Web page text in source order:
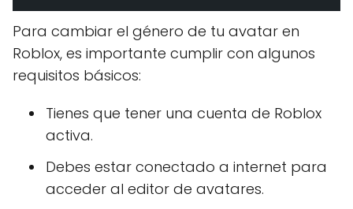
Para cambiar el género de tu avatar en
Roblox, es importante cumplir con algunos
requisitos básicos:
Tienes que tener una cuenta de Roblox
activa.
Debes estar conectado a internet para
acceder al editor de avatares.